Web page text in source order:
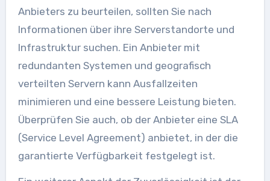
Anbieters zu beurteilen, sollten Sie nach
Informationen über ihre Serverstandorte und
Infrastruktur suchen. Ein Anbieter mit
redundanten Systemen und geografisch
verteilten Servern kann Ausfallzeiten
minimieren und eine bessere Leistung bieten.
Überprüfen Sie auch, ob der Anbieter eine SLA
(Service Level Agreement) anbietet, in der die
garantierte Verfügbarkeit festgelegt ist.